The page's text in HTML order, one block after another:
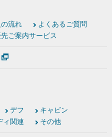
流れ
よくあるご質問
ご案内サービス
デフ
キャビン
ィ関連 その他